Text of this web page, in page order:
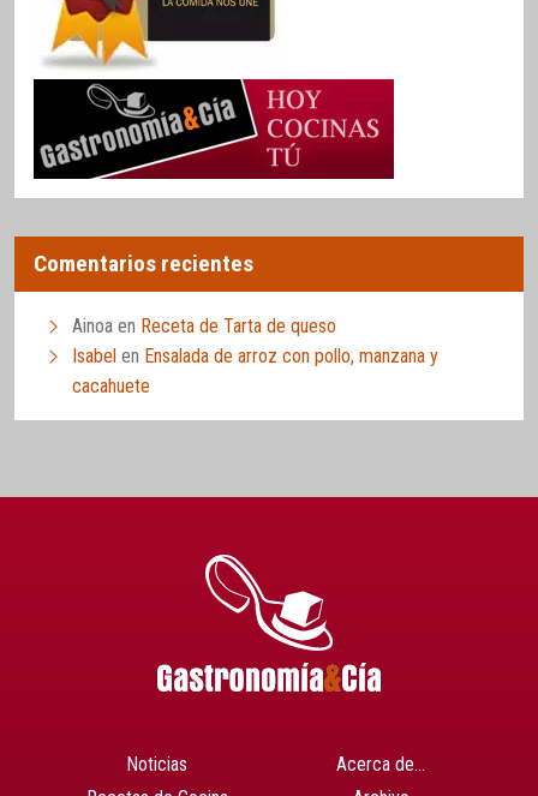
Comentarios recientes
Ainoa en Receta de Tarta de queso
Isabel en Ensalada de arroz con pollo, manzana y
cacahuete
Noticias
Acerca de…